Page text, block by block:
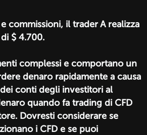
commissioni, il trader A realizza
$ 4.700.
complessi e comportano un
denaro rapidamente a causa
conti degli investitori al
quando fa trading di CFD
Dovresti considerare se
i CFD e se puoi